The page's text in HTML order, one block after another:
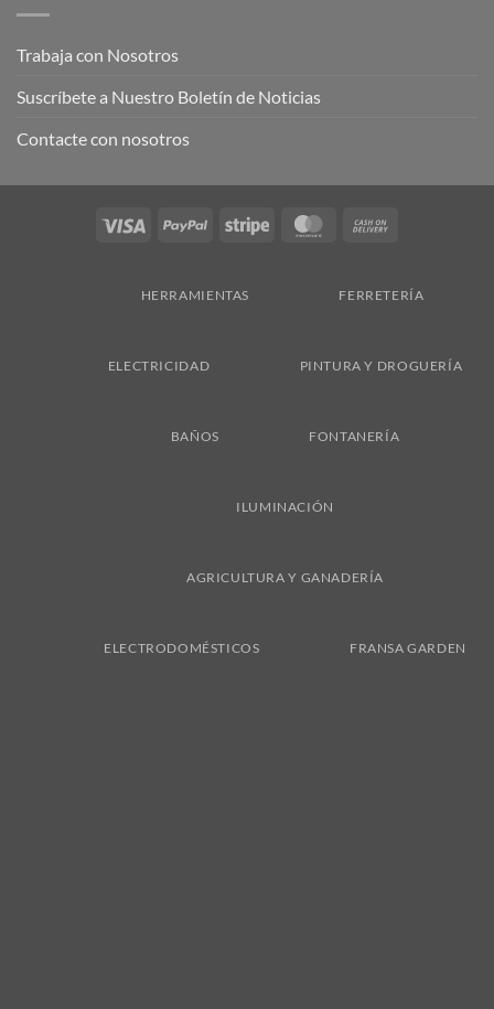
Trabaja con Nosotros
Suscríbete a Nuestro Boletín de Noticias
Contacte con nosotros
Visa PayPal Stripe MasterCard
HERRAMIENTAS FERRETERÍA
ELECTRICIDAD PINTURA Y DROGUERÍA
BAÑOS FONTANERÍA
ILUMINACIÓN
AGRICULTURA Y GANADERÍA
ELECTRODOMÉSTICOS FRANSA GARDEN